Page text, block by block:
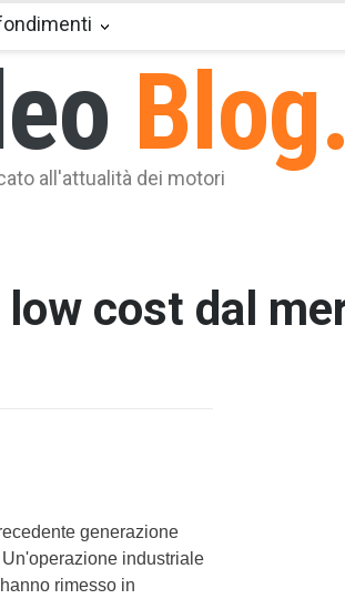
all'attualità dei motori
cost dal
generazione
industriale
rimesso in